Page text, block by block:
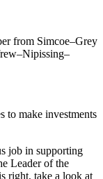
from Simcoe–Grey
to make investments
job in supporting
Leader of the
right, take a look at